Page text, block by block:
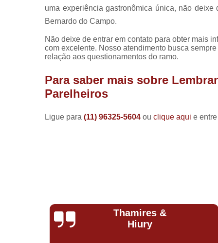
uma experiência gastronômica única, não
Bernardo do Campo.
Não deixe de entrar em contato para obter mais
com excelente. Nosso atendimento busca
relação aos questionamentos do ramo.
Para saber mais sobre
Parelheiros
Ligue para (11) 96325-5604 ou clique aqui e
Natalia
Romeiro